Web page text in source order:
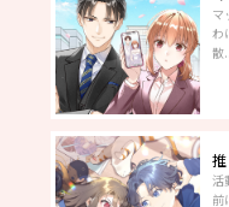
マ
わ
散
活
前